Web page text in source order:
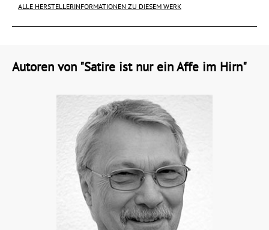
ALLE HERSTELLERINFORMATIONEN ZU DIESEM WERK
Autoren von "Satire ist nur ein Affe im Hirn"